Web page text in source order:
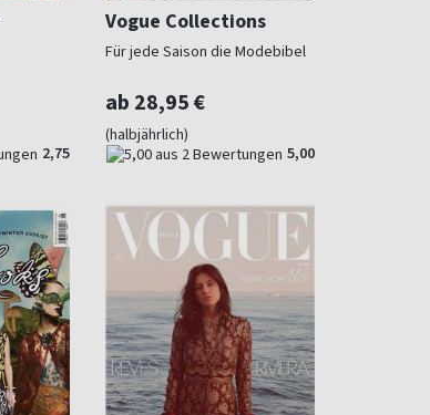
2,75
Vogue Collections
Für jede Saison die Modebibel
ab 28,95 €
(halbjährlich)
5,00